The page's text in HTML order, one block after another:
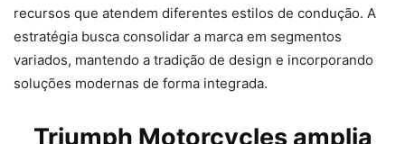
recursos que atendem diferentes estilos de condução. A
estratégia busca consolidar a marca em segmentos
variados, mantendo a tradição de design e incorporando
soluções modernas de forma integrada.
Triumph Motorcycles amplia